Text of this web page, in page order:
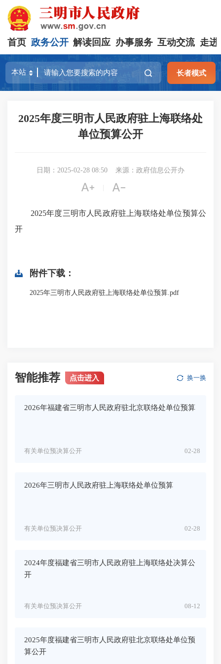
首页 政务公开 解读回应 办事服务 互动交流 走进
长者模式
2025年度三明市人民政府驻上海联络处
单位预算公开
日期：2025-02-28 08:50 来源：政府信息公开办
 
2025年度三明市人民政府驻上海联络处单位预算公
开
附件下载：
2025年三明市人民政府驻上海联络处单位预算.pdf
智能推荐 点击进入 换一换
2026年福建省三明市人民政府驻北京联络处单位预算
02-28
有关单位预决算公开
2026年三明市人民政府驻上海联络处单位预算
02-28
有关单位预决算公开
2024年度福建省三明市人民政府驻上海联络处决算公
开
08-12
有关单位预决算公开
2025年度福建省三明市人民政府驻北京联络处单位预
算公开